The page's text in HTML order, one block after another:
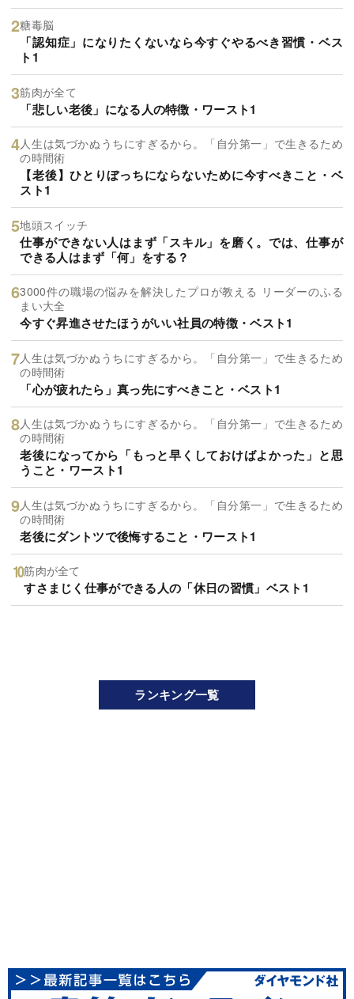
糖毒脳
「認知症」になりたくないなら今すぐやるべき習慣・ベス
ト1
筋肉が全て
「悲しい老後」になる人の特徴・ワースト1
人生は気づかぬうちにすぎるから。「自分第一」で生きるため
の時間術
【老後】ひとりぼっちにならないために今すべきこと・ベ
スト1
地頭スイッチ
仕事ができない人はまず「スキル」を磨く。では、仕事が
できる人はまず「何」をする？
3000件の職場の悩みを解決したプロが教える リーダーのふる
まい大全
今すぐ昇進させたほうがいい社員の特徴・ベスト1
人生は気づかぬうちにすぎるから。「自分第一」で生きるため
の時間術
「心が疲れたら」真っ先にすべきこと・ベスト1
人生は気づかぬうちにすぎるから。「自分第一」で生きるため
の時間術
老後になってから「もっと早くしておけばよかった」と思
うこと・ワースト1
人生は気づかぬうちにすぎるから。「自分第一」で生きるため
の時間術
老後にダントツで後悔すること・ワースト1
筋肉が全て
すさまじく仕事ができる人の「休日の習慣」ベスト1
ランキング一覧